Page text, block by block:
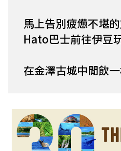
馬上告別疲憊不堪
Hato巴士前往伊豆
在金澤古城中閒飲